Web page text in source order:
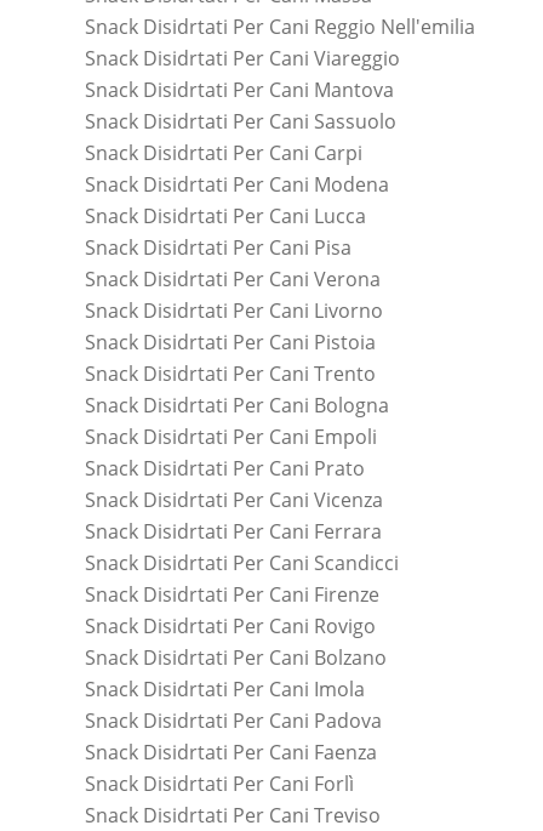
Snack Disidrtati Per Cani Reggio Nell'emilia
Snack Disidrtati Per Cani Viareggio
Snack Disidrtati Per Cani Mantova
Snack Disidrtati Per Cani Sassuolo
Snack Disidrtati Per Cani Carpi
Snack Disidrtati Per Cani Modena
Snack Disidrtati Per Cani Lucca
Snack Disidrtati Per Cani Pisa
Snack Disidrtati Per Cani Verona
Snack Disidrtati Per Cani Livorno
Snack Disidrtati Per Cani Pistoia
Snack Disidrtati Per Cani Trento
Snack Disidrtati Per Cani Bologna
Snack Disidrtati Per Cani Empoli
Snack Disidrtati Per Cani Prato
Snack Disidrtati Per Cani Vicenza
Snack Disidrtati Per Cani Ferrara
Snack Disidrtati Per Cani Scandicci
Snack Disidrtati Per Cani Firenze
Snack Disidrtati Per Cani Rovigo
Snack Disidrtati Per Cani Bolzano
Snack Disidrtati Per Cani Imola
Snack Disidrtati Per Cani Padova
Snack Disidrtati Per Cani Faenza
Snack Disidrtati Per Cani Forlì
Snack Disidrtati Per Cani Treviso